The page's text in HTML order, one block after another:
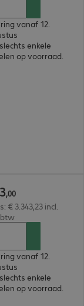
vanaf 12.
enkele
op voorraad.
,00
€ 3.343,23 incl.
btw
vanaf 12.
enkele
op voorraad.